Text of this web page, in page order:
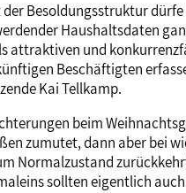
Gesundheit
Gender
Europa
Besoldungsstruktur
Haushaltsdaten
attraktiven und
Beschäftigten
Kai Tellkamp.
beim
zumutet, dann aber bei
Normalzustand
sollten eigentlich